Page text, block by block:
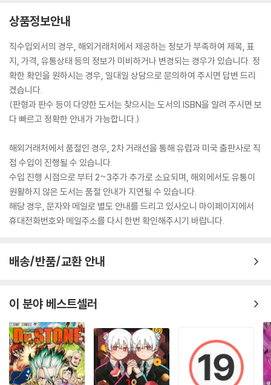
상품정보안내
직수입외서의 경우, 해외거래처에서 제공하는 정보가 부족하여 제목, 표
지, 가격, 유통상태 등의 정보가 미비하거나 변경되는 경우가 있습니다. 정
확한 확인을 원하시는 경우, 일대일 상담으로 문의하여 주시면 답변 드리
겠습니다.
(판형과 판수 등이 다양한 도서는 찾으시는 도서의 ISBN을 알려 주시면 보
다 빠르고 정확한 안내가 가능합니다.)
해외거래처에서 품절인 경우, 2차 거래선을 통해 유럽과 미국 출판사로 직
접 수입이 진행될 수 있습니다.
수입 진행 시점으로 부터 2~3주가 추가로 소요되며, 해외에서도 유통이
원활하지 않은 도서는 품절 안내가 지연될 수 있습니다.
해당 경우, 문자와 메일로 별도 안내를 드리고 있사오니 마이페이지에서
휴대전화번호와 메일주소를 다시 한번 확인해주시기 바랍니다.
배송/반품/교환 안내
이 분야 베스트셀러